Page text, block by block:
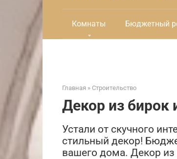
Комнаты Бюджетный
Главная » Строительство
Декор из бирок
Устали от скучного
стильный декор!
вашего дома. Декор из